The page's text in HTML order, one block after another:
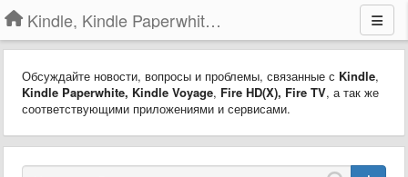
Kindle, Kindle Paperwhite, Kindle Voyage
Обсуждайте новости, вопросы и проблемы, связанные с Kindle,
Kindle Paperwhite, Kindle Voyage, Fire HD(X), Fire TV, а так же
соответствующими приложениями и сервисами.